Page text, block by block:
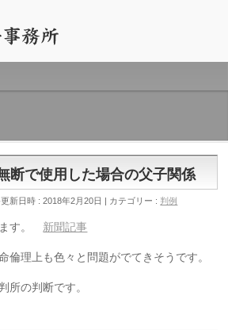
断で使用した場合の父子関係
新日時 : 2018年2月20日 カテゴリー : 判例
ます。 新聞記事
倫理上も色々と問題がでてきそうです。
所の判断です。